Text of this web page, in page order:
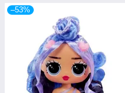
–53%